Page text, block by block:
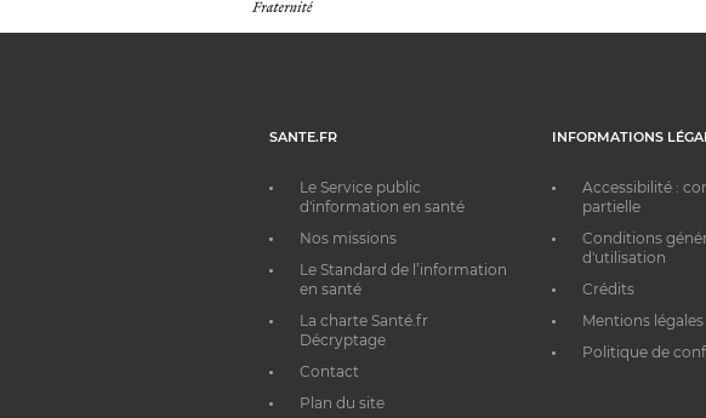
SANTE.FR
Le Service public
d'information en santé
Nos missions
Le Standard de l’information
en santé
La charte Santé.fr
Décryptage
Contact
Plan du site
INFORMATIONS
Accessibilité :
partielle
Conditions
d'utilisation
Crédits
Mentions légales
Politique de